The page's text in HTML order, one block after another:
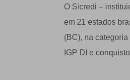
O Sicredi –
em 21 estados
(BC), na
IGP DI e